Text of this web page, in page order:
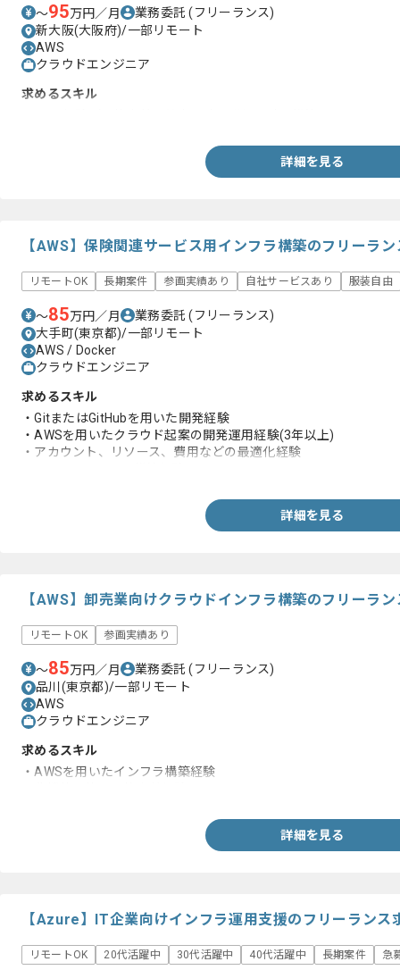
〜95万円／月 業務委託(フリーランス)
新大阪(大阪府)/一部リモート
AWS
クラウドエンジニア
求めるスキル
詳細を見る
【AWS】保険関連サービス用インフラ構築のフリーラ
リモートOK 長期案件 参画実績あり 自社サービスあり 服装自由
〜85万円／月 業務委託(フリーランス)
大手町(東京都)/一部リモート
AWS / Docker
クラウドエンジニア
求めるスキル
・GitまたはGitHubを用いた開発経験
・AWSを用いたクラウド起案の開発運用経験(3年以上)
・アカウント、リソース、費用などの最適化経験
詳細を見る
【AWS】卸売業向けクラウドインフラ構築のフリーラ
リモートOK 参画実績あり
〜85万円／月 業務委託(フリーランス)
品川(東京都)/一部リモート
AWS
クラウドエンジニア
求めるスキル
・AWSを用いたインフラ構築経験
詳細を見る
【Azure】IT企業向けインフラ運用支援のフリーランス
リモートOK 20代活躍中 30代活躍中 40代活躍中 長期案件 急